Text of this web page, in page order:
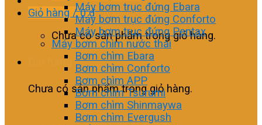
Giỏ hàng /0₫
Chưa có sản phẩm trong giỏ hàng.
Giỏ hàng
Chưa có sản phẩm trong giỏ hàng.
Máy bơm trục đứng Ebara
Máy bơm trục đứng Conforto
Máy bơm trục đứng Pentax
Máy bơm chìm nước thải
Bơm chìm Ebara
Bơm chìm Conforto
Bơm chìm APP
Bơm chìm Tsurumi
Bơm chìm Shinmaywa
Bơm chìm Evergush